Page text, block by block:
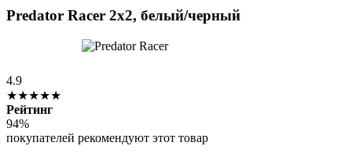
Predator Racer 2x2, белый/черный
4.9
★★★★★
Рейтинг
94%
покупателей рекомендуют этот товар